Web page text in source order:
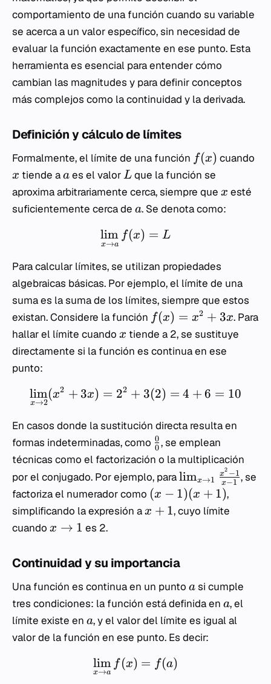
comportamiento de una función cuando su variable
se acerca a un valor específico, sin necesidad de
evaluar la función exactamente en ese punto. Esta
herramienta es esencial para entender cómo
cambian las magnitudes y para definir conceptos
más complejos como la continuidad y la derivada.
Definición y cálculo de límites
Formalmente, el límite de una función f (x) cuando
x tiende a a es el valor L que la función se
aproxima arbitrariamente cerca, siempre que x esté
suficientemente cerca de a. Se denota como:
x→a
lim f (x) = L
Para calcular límites, se utilizan propiedades
algebraicas básicas. Por ejemplo, el límite de una
suma es la suma de los límites, siempre que estos
existan. Considere la función f (x) = x2 + 3x. Para
hallar el límite cuando x tiende a 2, se sustituye
directamente si la función es continua en ese
punto:
x→2
lim(x2 + 3x) = 22 + 3(2) = 4 + 6 = 10
En casos donde la sustitución directa resulta en
formas indeterminadas, como 0
0, se emplean
técnicas como el factorización o la multiplicación
por el conjugado. Por ejemplo, paralimx→1 x−1
x2 −1, se
factoriza el numerador como (x − 1)(x + 1),
simplificando la expresión a x + 1, cuyo límite
cuando x → 1 es 2.
Continuidad y su importancia
Una función es continua en un punto a si cumple
tres condiciones: la función está definida en a, el
límite existe en a, y el valor del límite es igual al
valor de la función en ese punto. Es decir:
x→a
lim f (x) = f (a)